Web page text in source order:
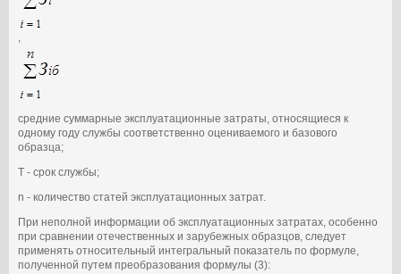
,
средние суммарные эксплуатационные затраты, относящиеся к
одному году службы соответственно оцениваемого и базового
образца;
T - срок службы;
n - количество статей эксплуатационных затрат.
При неполной информации об эксплуатационных затратах, особенно
при сравнении отечественных и зарубежных образцов, следует
применять относительный интегральный показатель по формуле,
полученной путем преобразования формулы (3):